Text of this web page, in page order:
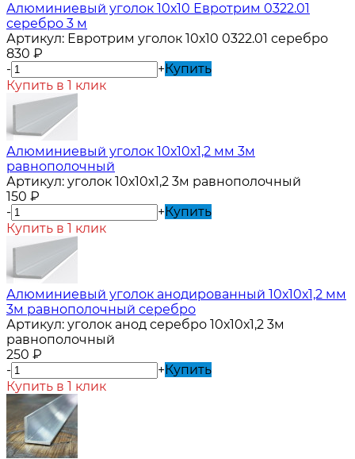
Алюминиевый уголок 10х10 Евротрим 0322.01
серебро 3 м
Артикул: Евротрим уголок 10х10 0322.01 серебро
830 ₽
-
+ Купить
Купить в 1 клик
Алюминиевый уголок 10х10х1,2 мм 3м
равнополочный
Артикул: уголок 10х10х1,2 3м равнополочный
150 ₽
-
+ Купить
Купить в 1 клик
Алюминиевый уголок анодированный 10х10х1,2 мм
3м равнополочный серебро
Артикул: уголок анод серебро 10х10х1,2 3м
равнополочный
250 ₽
-
+ Купить
Купить в 1 клик